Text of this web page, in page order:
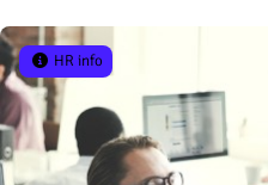
HR info